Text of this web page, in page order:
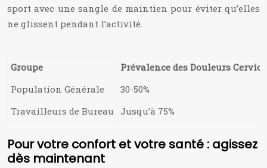
sport avec une sangle de maintien pour éviter qu’elles
ne glissent pendant l’activité.
Groupe
Prévalence des Douleurs
Population Générale
30-50%
Travailleurs de Bureau Jusqu’à 75%
Pour votre confort et votre santé : agissez
dès maintenant